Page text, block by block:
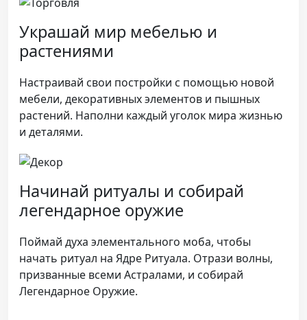
Украшай мир мебелью и
растениями
Настраивай свои постройки с помощью новой
мебели, декоративных элементов и пышных
растений. Наполни каждый уголок мира жизнью
и деталями.
Начинай ритуалы и собирай
легендарное оружие
Поймай духа элементального моба, чтобы
начать ритуал на Ядре Ритуала. Отрази волны,
призванные всеми Астралами, и собирай
Легендарное Оружие.